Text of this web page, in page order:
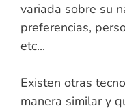
variada sobre su
preferencias,
etc...
Existen otras
manera similar y